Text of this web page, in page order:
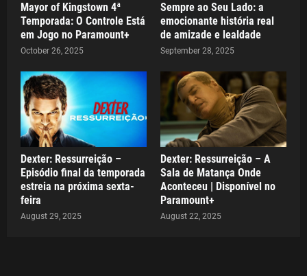
Mayor of Kingstown 4ª
Temporada: O Controle Está
em Jogo no Paramount+
October 26, 2025
Sempre ao Seu Lado: a
emocionante história real
de amizade e lealdade
September 28, 2025
Dexter: Ressurreição –
Episódio final da temporada
estreia na próxima sexta-
feira
August 29, 2025
Dexter: Ressurreição – A
Sala de Matança Onde
Aconteceu | Disponível no
Paramount+
August 22, 2025